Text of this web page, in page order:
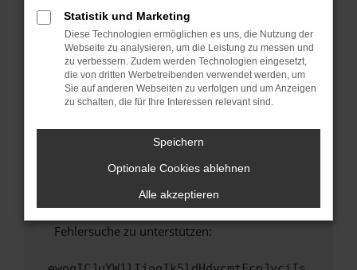
Stelle sicher, dass dein Browser und dein
Betriebssystem auf dem neuesten Stand
sind.
Veraltete Software birgt nicht nur ein
Sicherheitsrisiko, sondern kann auch dazu
führen, dass bestimmte Funktionen nicht mehr
Wende dich an den Webseitenbetreiber.
Wenn du alle oben genannten Schritte versucht
hast, kontaktiere uns bitte. Wir werden
versuchen, das Problem zu beheben. Du kannst
uns diesen Text schicken, um uns bei der
Fehlersuche zu unterstützen:
Statistik und Marketing
Diese Technologien ermöglichen es uns, die Nutzung der
Webseite zu analysieren, um die Leistung zu messen und
zu verbessern. Zudem werden Technologien eingesetzt,
die von dritten Werbetreibenden verwendet werden, um
Sie auf anderen Webseiten zu verfolgen und um Anzeigen
zu schalten, die für Ihre Interessen relevant sind.
Speichern
Optionale Cookies ablehnen
Alle akzeptieren